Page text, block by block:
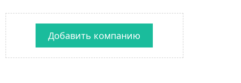
Добавить компанию